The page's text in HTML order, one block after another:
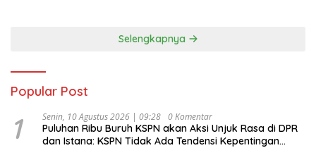
Selengkapnya
Popular Post
1 Senin, 10 Agustus 2026 | 09:28 0 Komentar
Puluhan Ribu Buruh KSPN akan Aksi Unjuk Rasa di DPR
dan Istana: KSPN Tidak Ada Tendensi Kepentingan